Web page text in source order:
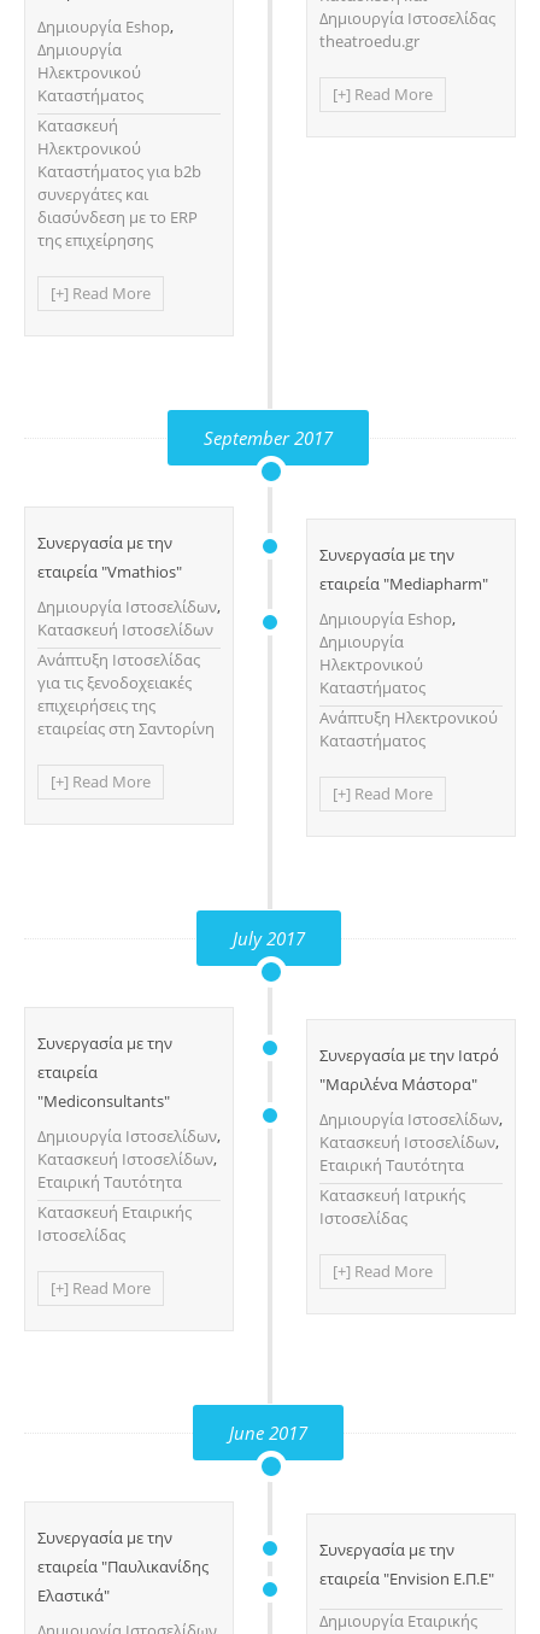
Δημιουργία Eshop,
Δημιουργία
Ηλεκτρονικού
Καταστήματος
Κατασκευή
Ηλεκτρονικού
Καταστήματος για b2b
συνεργάτες και
διασύνδεση με το ERP
της επιχείρησης
[+] Read More
Δημιουργία Ιστοσελίδας
theatroedu.gr
[+] Read More
September 2017
Συνεργασία με την
εταιρεία "Vmathios"
Δημιουργία Ιστοσελίδων,
Κατασκευή Ιστοσελίδων
Ανάπτυξη Ιστοσελίδας
για τις ξενοδοχειακές
επιχειρήσεις της
εταιρείας στη Σαντορίνη
[+] Read More
Συνεργασία με την
εταιρεία "Mediapharm"
Δημιουργία Eshop,
Δημιουργία
Ηλεκτρονικού
Καταστήματος
Ανάπτυξη Ηλεκτρονικού
Καταστήματος
[+] Read More
July 2017
Συνεργασία με την
εταιρεία
"Mediconsultants"
Δημιουργία Ιστοσελίδων,
Κατασκευή Ιστοσελίδων,
Εταιρική Ταυτότητα
Κατασκευή Εταιρικής
Ιστοσελίδας
[+] Read More
Συνεργασία με την Ιατρό
"Μαριλένα Μάστορα"
Δημιουργία Ιστοσελίδων,
Κατασκευή Ιστοσελίδων,
Εταιρική Ταυτότητα
Κατασκευή Ιατρικής
Ιστοσελίδας
[+] Read More
June 2017
Συνεργασία με την
εταιρεία "Παυλικανίδης
Ελαστικά"
Συνεργασία με την
εταιρεία "Envision Ε.Π.Ε"
Δημιουργία Eταιρικής